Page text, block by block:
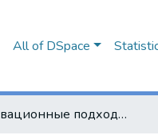
All of DSpace
Инновационные подходы в подготовке современного учителя